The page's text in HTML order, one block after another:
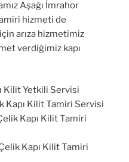
Aşağı İmrahor
hizmeti de
arıza hizmetimiz
verdiğimiz kapı
Kilit Yetkili Servisi
Kapı Kilit Tamiri Servisi
Kapı Kilit Tamiri
Kapı Kilit Tamiri